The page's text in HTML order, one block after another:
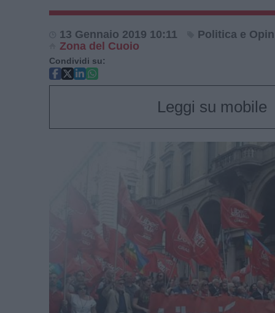
13 Gennaio 2019 10:11
Politica e
Zona del Cuoio
Condividi su:
Leggi su mobile